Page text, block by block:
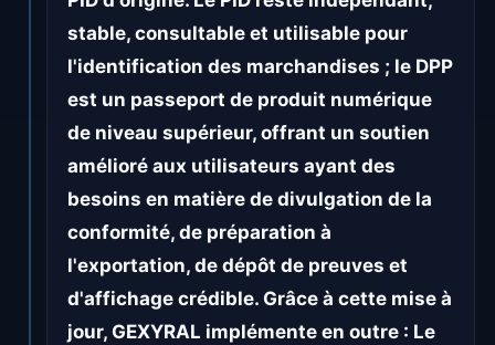
stable, consultable et utilisable pour
l'identification des marchandises ; le DPP
est un passeport de produit numérique
de niveau supérieur, offrant un soutien
amélioré aux utilisateurs ayant des
besoins en matière de divulgation de la
conformité, de préparation à
l'exportation, de dépôt de preuves et
d'affichage crédible. Grâce à cette mise à
jour, GEXYRAL implémente en outre : Le